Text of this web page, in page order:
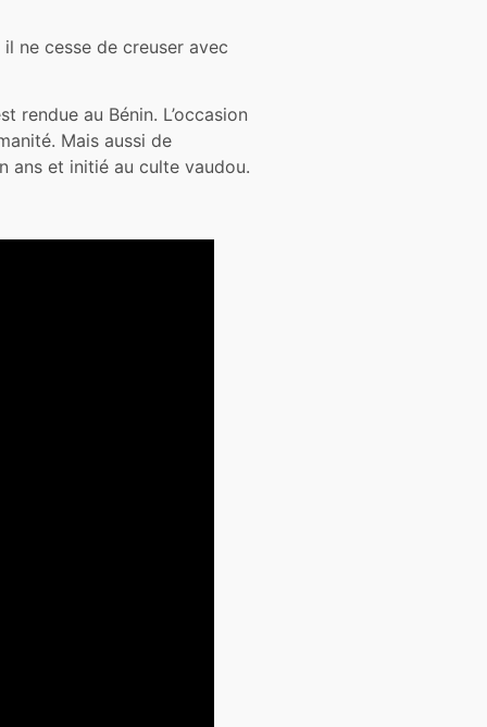
ne cesse de creuser avec
rendue au Bénin. L’occasion
Mais aussi de
ans et initié au culte vaudou.